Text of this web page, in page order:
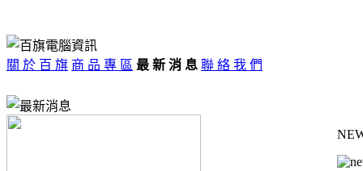
關 於 百 旗 商 品 專 區 最 新 消 息 聯 絡 我 們